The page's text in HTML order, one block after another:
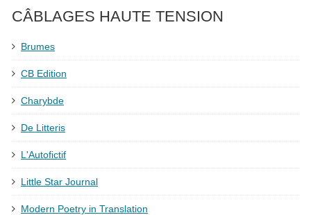
CÂBLAGES HAUTE TENSION
Brumes
CB Edition
Charybde
De Litteris
L'Autofictif
Little Star Journal
Modern Poetry in Translation